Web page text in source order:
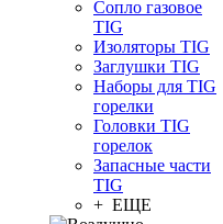
Сопло газовое
TIG
Изоляторы TIG
Заглушки TIG
Наборы для TIG
горелки
Головки TIG
горелок
Запасные части
TIG
+ ЕЩЕ